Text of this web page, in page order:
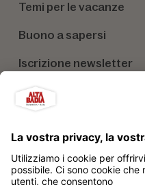
Temi per le vacanze
Buono a sapersi
Iscrizione newsletter
I nostri partner